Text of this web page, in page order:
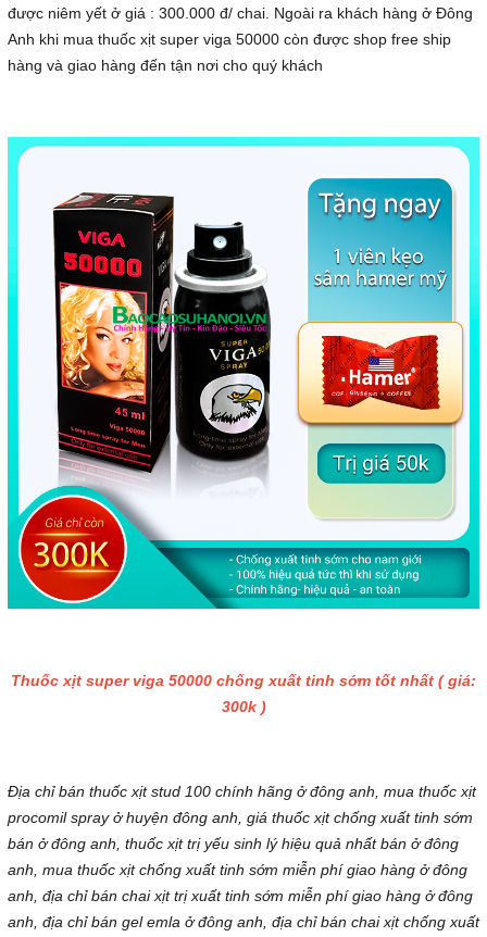
được niêm yết ở giá : 300.000 đ/ chai. Ngoài ra khách hàng ở Đông
Anh khi mua thuốc xịt super viga 50000 còn được shop free ship
hàng và giao hàng đến tận nơi cho quý khách
Thuốc xịt super viga 50000 chống xuất tinh sớm tốt nhất ( giá:
300k )
Địa chỉ bán thuốc xịt stud 100 chính hãng ở đông anh, mua thuốc xịt
procomil spray ở huyện đông anh, giá thuốc xịt chống xuất tinh sớm
bán ở đông anh, thuốc xịt trị yếu sinh lý hiệu quả nhất bán ở đông
anh, mua thuốc xịt chống xuất tinh sớm miễn phí giao hàng ở đông
anh, địa chỉ bán chai xịt trị xuất tinh sớm miễn phí giao hàng ở đông
anh, địa chỉ bán gel emla ở đông anh, địa chỉ bán chai xịt chống xuất